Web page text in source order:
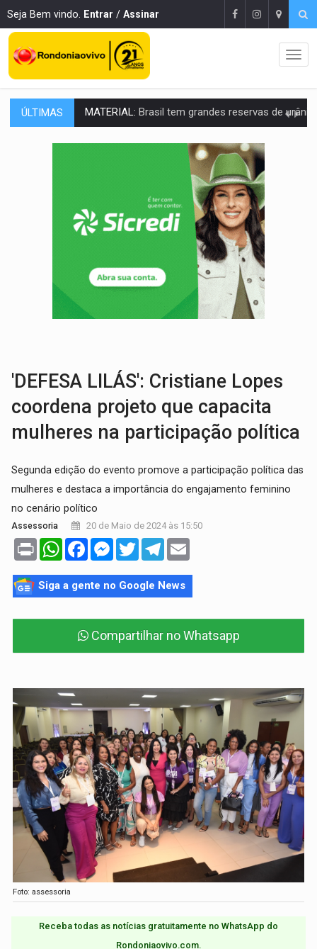
Seja Bem vindo. Entrar / Assinar
ÚLTIMAS VÍDEO:Serpente capturada na fábrica da Coca-Cola é
HOMENAGEM:Cientistas cassados pelo AI-5 se tornam pesquisadores
Líder religioso é preso por abusar de fiéis sob pretexto de
LEVANTAMENTO:Brasil tem uma história marcada por guerras, revoltas e
LAMENTÁVEL:Mulher é encontrada morta dentro de residência
'XANDY DO MOTOCROSS':Pai morre em acidente na BR-364 duas semanas após
PESO DO VOTO:Cinco maiores colégios eleitorais concentram 53,7% dos
COLUNA SEMANAL: Largada foi dada e candidatos ao Governo de RO
MATERIAL:
'DEFESA LILÁS': Cristiane Lopes
coordena projeto que capacita
mulheres na participação política
Segunda edição do evento promove a participação política das
mulheres e destaca a importância do engajamento feminino
no cenário político
Assessoria 20 de Maio de 2024 às 15:50
Print WhatsAppFacebookMessenger
TwitterTelegram
Siga a gente no Google News
Compartilhar no Whatsapp
Foto: assessoria
Receba todas as notícias gratuitamente no WhatsApp do
Rondoniaovivo.com.​